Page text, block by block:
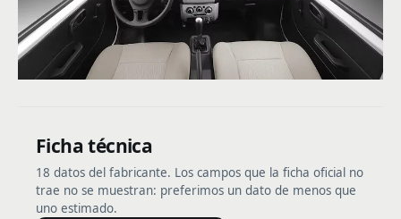
Ficha técnica
18 datos del fabricante. Los campos que la ficha oficial no
trae no se muestran: preferimos un dato de menos que
uno estimado.